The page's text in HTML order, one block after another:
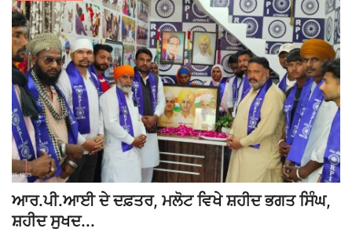
ਆਰ.ਪੀ.ਆਈ ਦੇ ਦਫ਼ਤਰ, ਮਲੋਟ ਵਿਖੇ ਸ਼ਹੀਦ ਭਗਤ ਸਿੰਘ,
ਸ਼ਹੀਦ ਸੁਖਦ...